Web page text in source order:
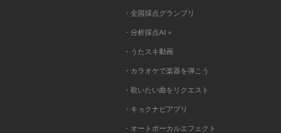
・全国採点グランプリ
・分析採点AI＋
・うたスキ動画
・カラオケで楽器を弾こう
・歌いたい曲をリクエスト
・キョクナビアプリ
・オートボーカルエフェクト